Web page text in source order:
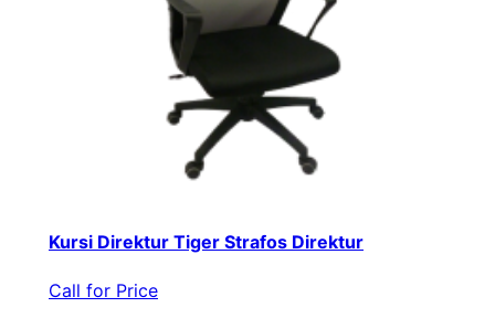
Kursi Direktur Tiger Strafos Direktur
Call for Price